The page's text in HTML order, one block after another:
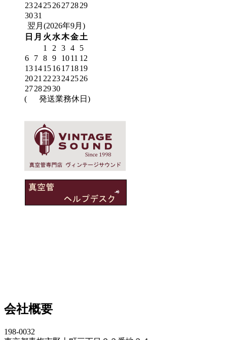
23242526272829
3031
翌月(2026年9月)
日 月 火 水木金土
1
2 3 4
5
6
7 8 9 1011 12
13141516171819
2021 22 23242526
27282930
(
発送業務休日)
会社概要
198-0032